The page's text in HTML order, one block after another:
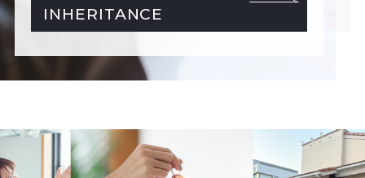
INHERITANCE